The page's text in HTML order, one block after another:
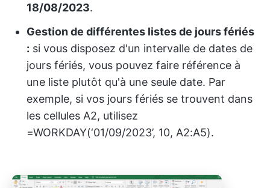
18/08/2023.
Gestion de différentes listes de jours fériés
: si vous disposez d'un intervalle de dates de
jours fériés, vous pouvez faire référence à
une liste plutôt qu'à une seule date. Par
exemple, si vos jours fériés se trouvent dans
les cellules A2, utilisez
=WORKDAY(‘01/09/2023’, 10, A2:A5).